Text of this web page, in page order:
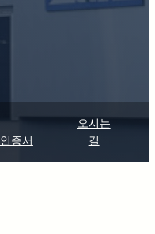
인증서
오시는
길